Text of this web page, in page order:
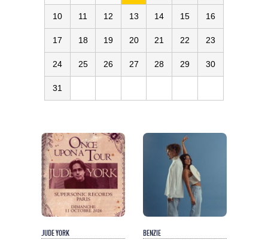
10 11 12 13 14 15 16
17 18 19 20 21 22 23
24 25 26 27 28 29 30
31
JUDE YORK
BENZIE